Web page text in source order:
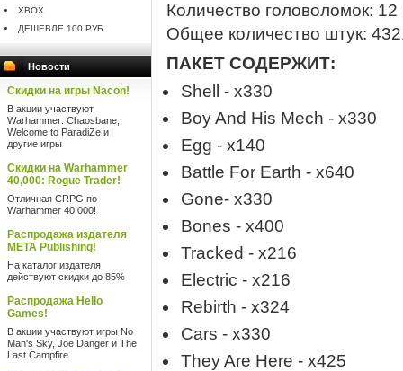
XBOX
ДЕШЕВЛЕ 100 РУБ
Новости
Скидки на игры Nacon!
В акции участвуют
Warhammer: Chaosbane,
Welcome to ParadiZe и
другие игры
Скидки на Warhammer
40,000: Rogue Trader!
Отличная CRPG по
Warhammer 40,000!
Распродажа издателя
META Publishing!
На каталог издателя
действуют скидки до 85%
Распродажа Hello
Games!
В акции участвуют игры No
Man's Sky, Joe Danger и The
Last Campfire
Количество головоломок: 12
Общее количество штук:
ПАКЕТ СОДЕРЖИТ:
Shell - x330
Boy And His Mech - x330
Egg - x140
Battle For Earth - x640
Gone- x330
Bones - x400
Tracked - x216
Electric - x216
Rebirth - x324
Cars - x330
They Are Here - x425